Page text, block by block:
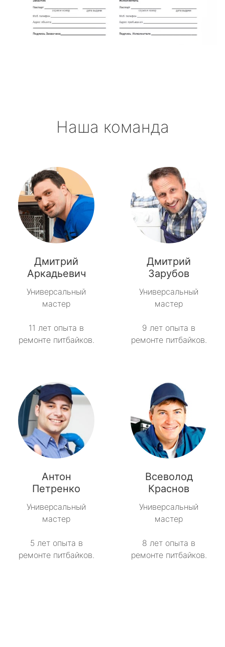
Наша команда
Дмитрий
Аркадьевич
Универсальный
мастер
11 лет опыта в
ремонте питбайков.
Дмитрий
Зарубов
Универсальный
мастер
9 лет опыта в
ремонте питбайков.
Антон
Петренко
Универсальный
мастер
5 лет опыта в
ремонте питбайков.
Всеволод
Краснов
Универсальный
мастер
8 лет опыта в
ремонте питбайков.